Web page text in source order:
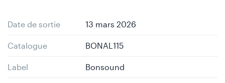
Date de sortie 13 mars 2026
Catalogue BONAL115
Label Bonsound